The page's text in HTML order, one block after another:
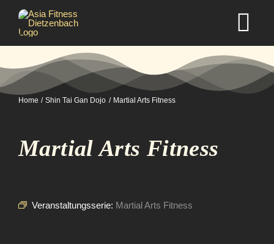
Inhalt
springen
Selbstverteidigung
Home Shin Tai Gan Dojo Martial Arts Fitness
Martial Arts Fitness
Veranstaltungsserie: Martial Arts Fitness